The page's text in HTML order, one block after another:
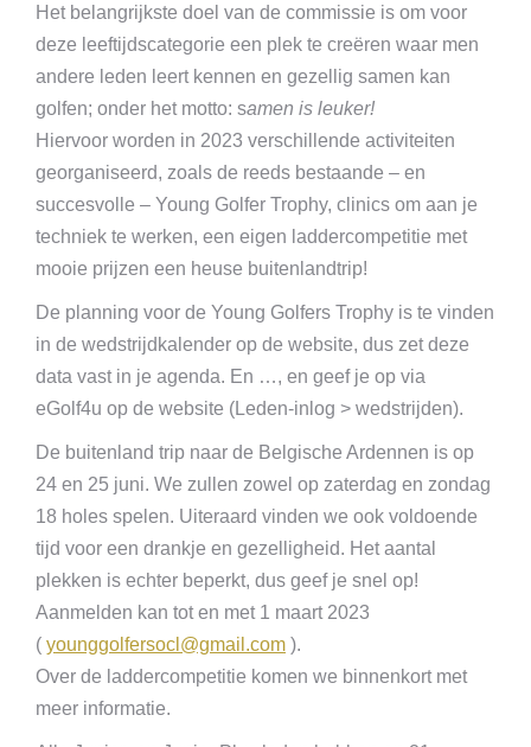
Het belangrijkste doel van de commissie is om voor
deze leeftijdscategorie een plek te creëren waar men
andere leden leert kennen en gezellig samen kan
golfen; onder het motto: samen is leuker!
Hiervoor worden in 2023 verschillende activiteiten
georganiseerd, zoals de reeds bestaande – en
succesvolle – Young Golfer Trophy, clinics om aan je
techniek te werken, een eigen laddercompetitie met
mooie prijzen een heuse buitenlandtrip!
De planning voor de Young Golfers Trophy is te vinden
in de wedstrijdkalender op de website, dus zet deze
data vast in je agenda. En …, en geef je op via
eGolf4u op de website (Leden-inlog > wedstrijden).
De buitenland trip naar de Belgische Ardennen is op
24 en 25 juni. We zullen zowel op zaterdag en zondag
18 holes spelen. Uiteraard vinden we ook voldoende
tijd voor een drankje en gezelligheid. Het aantal
plekken is echter beperkt, dus geef je snel op!
Aanmelden kan tot en met 1 maart 2023
( younggolfersocl@gmail.com ).
Over de laddercompetitie komen we binnenkort met
meer informatie.